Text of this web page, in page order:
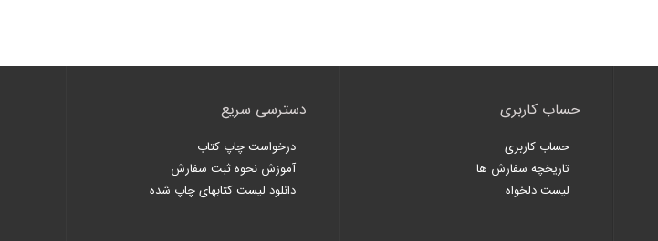
حساب کاربری
حساب کاربری
تاریخچه سفارش ها
لیست دلخواه
دسترسی سریع
درخواست چاپ کتاب
آموزش نحوه ثبت سفارش
دانلود لیست کتابهای چاپ شده